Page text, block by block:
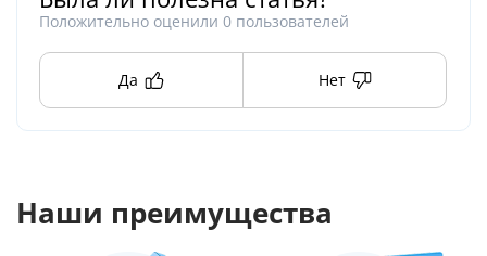
Положительно оценили 0 пользователей
Да Нет
Наши преимущества